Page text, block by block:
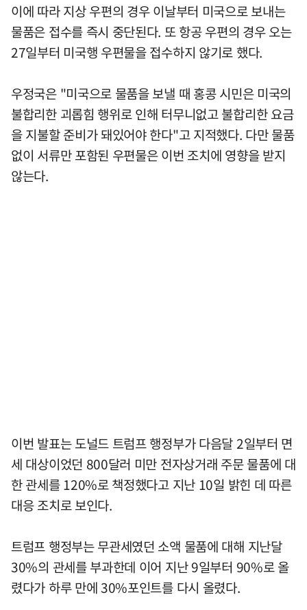
이에 따라 지상 우편의 경우 이날부터 미국으로 보내는
물품은 접수를 즉시 중단된다. 또 항공 우편의 경우 오는
27일부터 미국행 우편물을 접수하지 않기로 했다.
우정국은 "미국으로 물품을 보낼 때 홍콩 시민은 미국의
불합리한 괴롭힘 행위로 인해 터무니없고 불합리한 요금
을 지불할 준비가 돼있어야 한다"고 지적했다. 다만 물품
없이 서류만 포함된 우편물은 이번 조치에 영향을 받지
않는다.
이번 발표는 도널드 트럼프 행정부가 다음달 2일부터 면
세 대상이었던 800달러 미만 전자상거래 주문 물품에 대
한 관세를 120%로 책정했다고 지난 10일 밝힌 데 따른
대응 조치로 보인다.
트럼프 행정부는 무관세였던 소액 물품에 대해 지난달
30%의 관세를 부과한데 이어 지난 9일부터 90%로 올
렸다가 하루 만에 30%포인트를 다시 올렸다.